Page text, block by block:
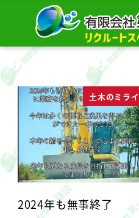
テ
ツ
へ
土木のミライ
2024年も無事終了